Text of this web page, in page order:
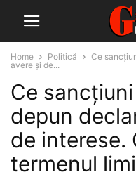
Home Politică
Ce
avere şi de...
Ce
depun
de interese.
termenul